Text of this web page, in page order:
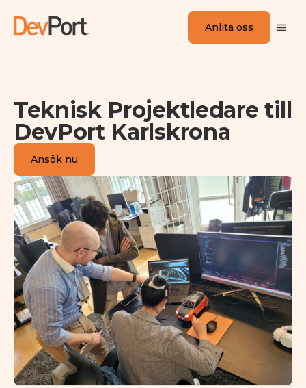
Anlita oss
Teknisk Projektledare till
DevPort Karlskrona
Ansök nu